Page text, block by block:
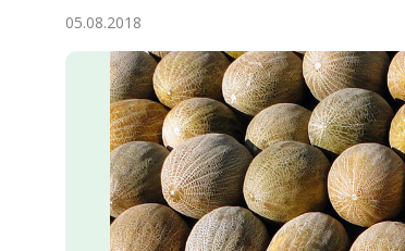
Общество
Культура
Наука
05.08.2018